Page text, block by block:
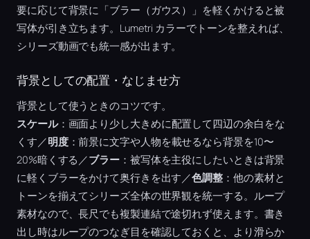
要に応じて背景に「ブラー（ガウス）」を軽くかけると被
写体が引き立ちます。Lumetri カラーでトーンを整えれば、
シリーズ動画でも統一感が出ます。
背景としての配置・なじませ方
背景として使うときのコツです。
スケール：画面より少し大きめに配置して四辺の余白をな
くす／明度：前景に文字や人物を載せるなら背景を10〜
20%暗くする／ブラー：被写体を主役にしたいときは背景
に軽くブラーをかけて奥行きを出す／色調整 ：他の素材と
トーンを揃えてシリーズ全体の世界観を統一する。ループ
素材なので、長尺でも複製連結で途切れず使えます。書き
出し時はループのつなぎ目を確認しておくと、より滑らか